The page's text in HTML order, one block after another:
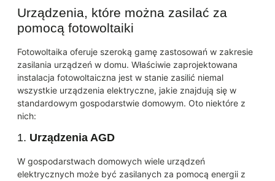
Urządzenia, które można zasilać za
pomocą fotowoltaiki
Fotowoltaika oferuje szeroką gamę zastosowań w zakresie
zasilania urządzeń w domu. Właściwie zaprojektowana
instalacja fotowoltaiczna jest w stanie zasilić niemal
wszystkie urządzenia elektryczne, jakie znajdują się w
standardowym gospodarstwie domowym. Oto niektóre z
nich:
1. Urządzenia AGD
W gospodarstwach domowych wiele urządzeń
elektrycznych może być zasilanych za pomocą energii z